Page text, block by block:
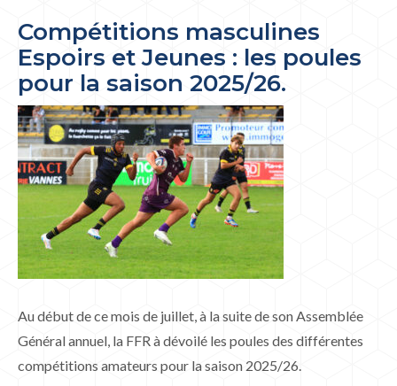
Compétitions masculines
Espoirs et Jeunes : les poules
pour la saison 2025/26.
Au début de ce mois de juillet, à la suite de son Assemblée
Général annuel, la FFR à dévoilé les poules des différentes
compétitions amateurs pour la saison 2025/26.